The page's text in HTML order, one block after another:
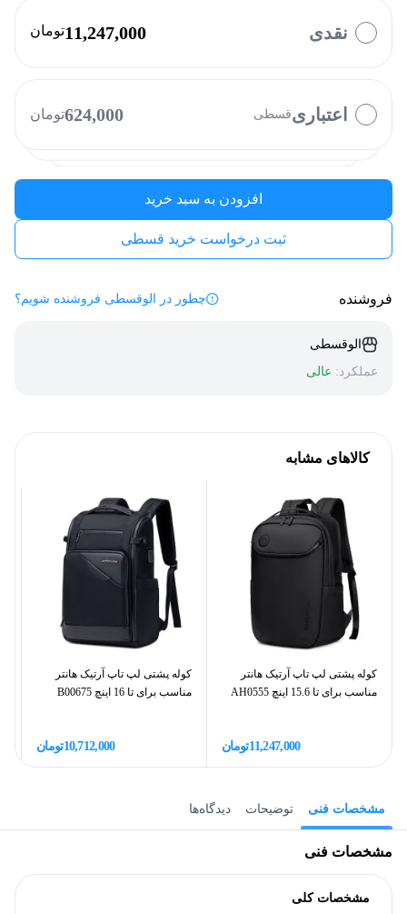
نقدی 11,247,000تومان
اعتباریقسطی 624,000تومان
با چه روشی میخواهید پرداخت کنید؟
نوپی فیروزه
افزودن به سبد خرید
ثبت درخواست خرید قسطی
فروشنده چطور در الوقسطی فروشنده شویم؟
الوقسطی
عملکرد: عالی
کالاهای مشابه
کوله پشتی لپ‌ تاپ آرتیک هانتر
مناسب برای تا 15.6 اینچ AH0555
11,247,000تومان
کوله پشتی لپ تاپ آرتیک هانتر
مناسب برای تا 16 اینچ B00675
10,712,000تومان
مشخصات فنی توضیحات دیدگاه‌ها
مشخصات فنی
مشخصات کلی